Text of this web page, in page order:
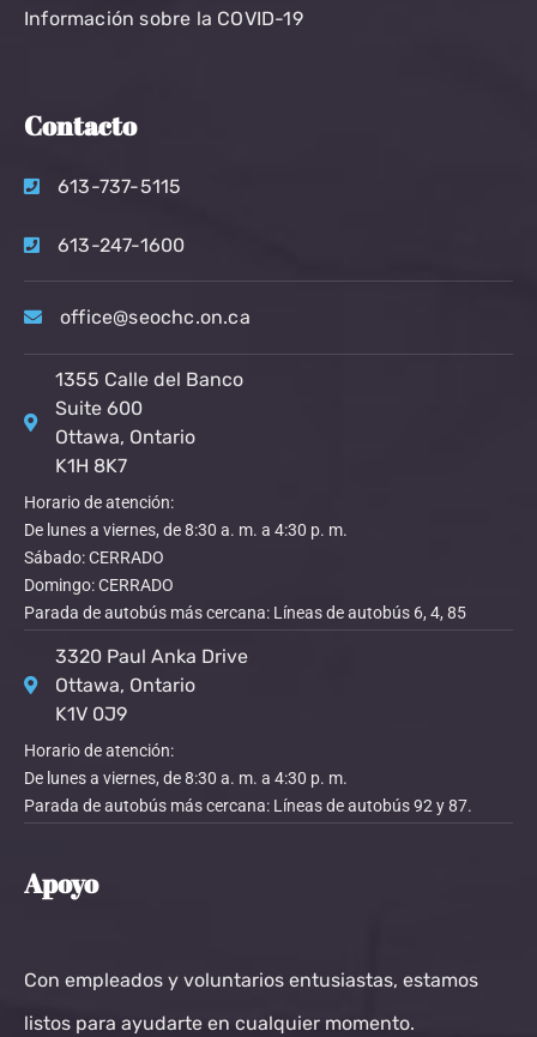
Información sobre la COVID-19
Contacto
613-737-5115
613-247-1600
office@seochc.on.ca
1355 Calle del Banco
Suite 600
Ottawa, Ontario
K1H 8K7
Horario de atención:
De lunes a viernes, de 8:30 a. m. a 4:30 p. m.
Sábado: CERRADO
Domingo: CERRADO
Parada de autobús más cercana: Líneas de autobús 6, 4, 85
3320 Paul Anka Drive
Ottawa, Ontario
K1V 0J9
Horario de atención:
De lunes a viernes, de 8:30 a. m. a 4:30 p. m.
Parada de autobús más cercana: Líneas de autobús 92 y 87.
Apoyo
Con empleados y voluntarios entusiastas, estamos
listos para ayudarte en cualquier momento.